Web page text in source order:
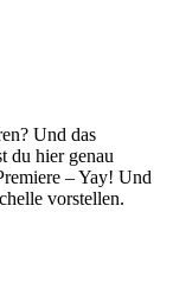
Und das
du hier genau
– Yay! Und
vorstellen.